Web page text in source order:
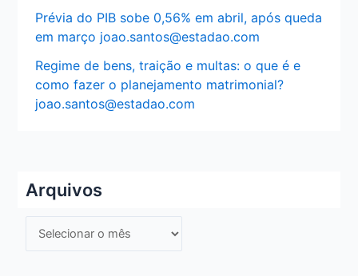
Prévia do PIB sobe 0,56% em abril, após queda
em março joao.santos@estadao.com
Regime de bens, traição e multas: o que é e
como fazer o planejamento matrimonial?
joao.santos@estadao.com
Arquivos